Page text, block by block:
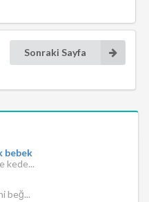
Sonraki Sayfa
bebek
kede...
beğ...